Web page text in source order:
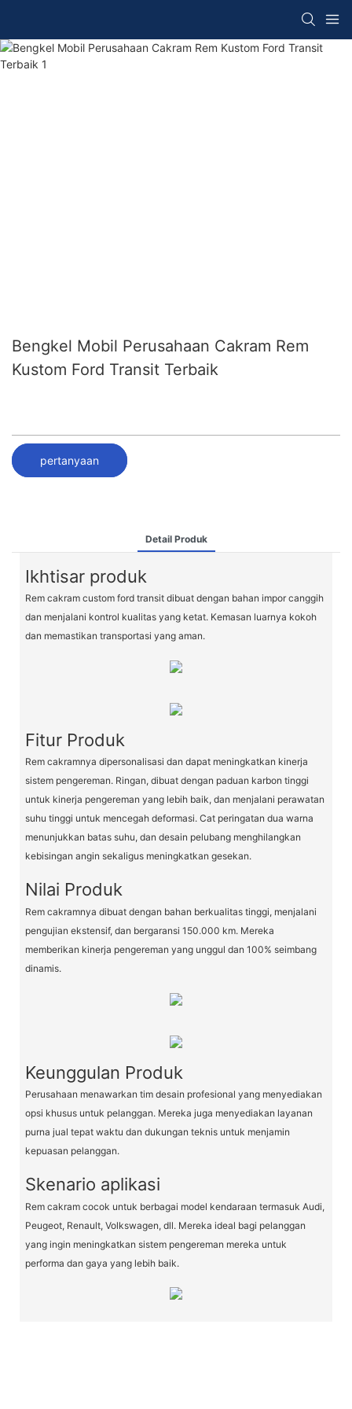
Bengkel Mobil Perusahaan Cakram Rem
Kustom Ford Transit Terbaik
pertanyaan
Detail Produk
Ikhtisar produk
Rem cakram custom ford transit dibuat dengan bahan impor canggih
dan menjalani kontrol kualitas yang ketat. Kemasan luarnya kokoh
dan memastikan transportasi yang aman.
Fitur Produk
Rem cakramnya dipersonalisasi dan dapat meningkatkan kinerja
sistem pengereman. Ringan, dibuat dengan paduan karbon tinggi
untuk kinerja pengereman yang lebih baik, dan menjalani perawatan
suhu tinggi untuk mencegah deformasi. Cat peringatan dua warna
menunjukkan batas suhu, dan desain pelubang menghilangkan
kebisingan angin sekaligus meningkatkan gesekan.
Nilai Produk
Rem cakramnya dibuat dengan bahan berkualitas tinggi, menjalani
pengujian ekstensif, dan bergaransi 150.000 km. Mereka
memberikan kinerja pengereman yang unggul dan 100% seimbang
dinamis.
Keunggulan Produk
Perusahaan menawarkan tim desain profesional yang menyediakan
opsi khusus untuk pelanggan. Mereka juga menyediakan layanan
purna jual tepat waktu dan dukungan teknis untuk menjamin
kepuasan pelanggan.
Skenario aplikasi
Rem cakram cocok untuk berbagai model kendaraan termasuk Audi,
Peugeot, Renault, Volkswagen, dll. Mereka ideal bagi pelanggan
yang ingin meningkatkan sistem pengereman mereka untuk
performa dan gaya yang lebih baik.